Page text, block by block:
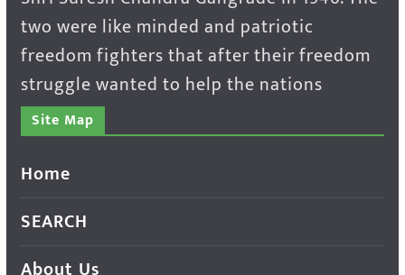
two were like minded and patriotic
freedom fighters that after their freedom
struggle wanted to help the nations
Site Map
Home
SEARCH